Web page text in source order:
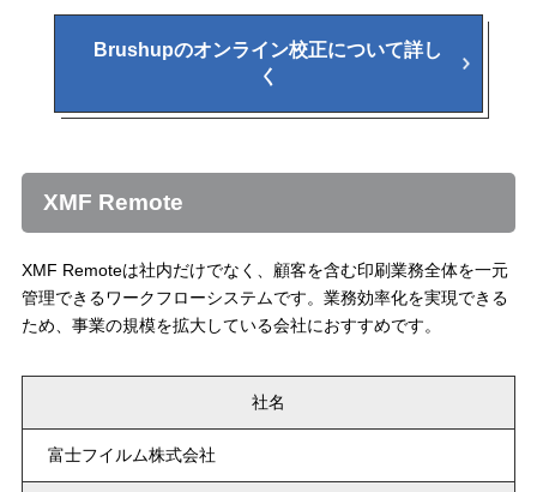
Brushupのオンライン校正について詳し
く
XMF Remote
XMF Remoteは社内だけでなく、顧客を含む印刷業務全体を一元
管理できるワークフローシステムです。業務効率化を実現できる
ため、事業の規模を拡大している会社におすすめです。
社名
富士フイルム株式会社